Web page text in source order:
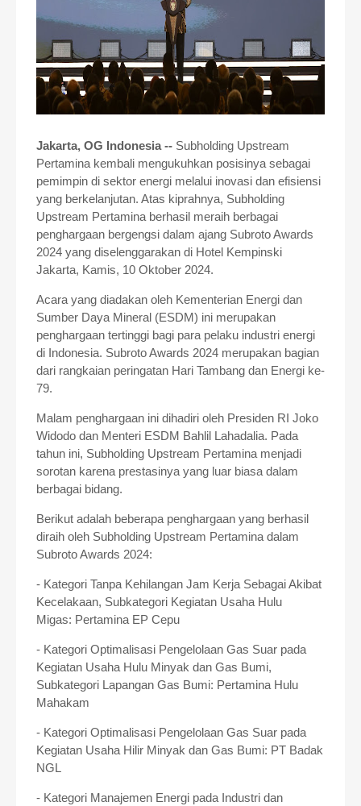
Jakarta, OG Indonesia -- Subholding Upstream
Pertamina kembali mengukuhkan posisinya sebagai
pemimpin di sektor energi melalui inovasi dan efisiensi
yang berkelanjutan. Atas kiprahnya, Subholding
Upstream Pertamina berhasil meraih berbagai
penghargaan bergengsi dalam ajang Subroto Awards
2024 yang diselenggarakan di Hotel Kempinski
Jakarta, Kamis, 10 Oktober 2024.
Acara yang diadakan oleh Kementerian Energi dan
Sumber Daya Mineral (ESDM) ini merupakan
penghargaan tertinggi bagi para pelaku industri energi
di Indonesia. Subroto Awards 2024 merupakan bagian
dari rangkaian peringatan Hari Tambang dan Energi ke-
79.
Malam penghargaan ini dihadiri oleh Presiden RI Joko
Widodo dan Menteri ESDM Bahlil Lahadalia. Pada
tahun ini, Subholding Upstream Pertamina menjadi
sorotan karena prestasinya yang luar biasa dalam
berbagai bidang.
Berikut adalah beberapa penghargaan yang berhasil
diraih oleh Subholding Upstream Pertamina dalam
Subroto Awards 2024:
- Kategori Tanpa Kehilangan Jam Kerja Sebagai Akibat
Kecelakaan, Subkategori Kegiatan Usaha Hulu
Migas: Pertamina EP Cepu
- Kategori Optimalisasi Pengelolaan Gas Suar pada
Kegiatan Usaha Hulu Minyak dan Gas Bumi,
Subkategori Lapangan Gas Bumi: Pertamina Hulu
Mahakam
- Kategori Optimalisasi Pengelolaan Gas Suar pada
Kegiatan Usaha Hilir Minyak dan Gas Bumi: PT Badak
NGL
- Kategori Manajemen Energi pada Industri dan